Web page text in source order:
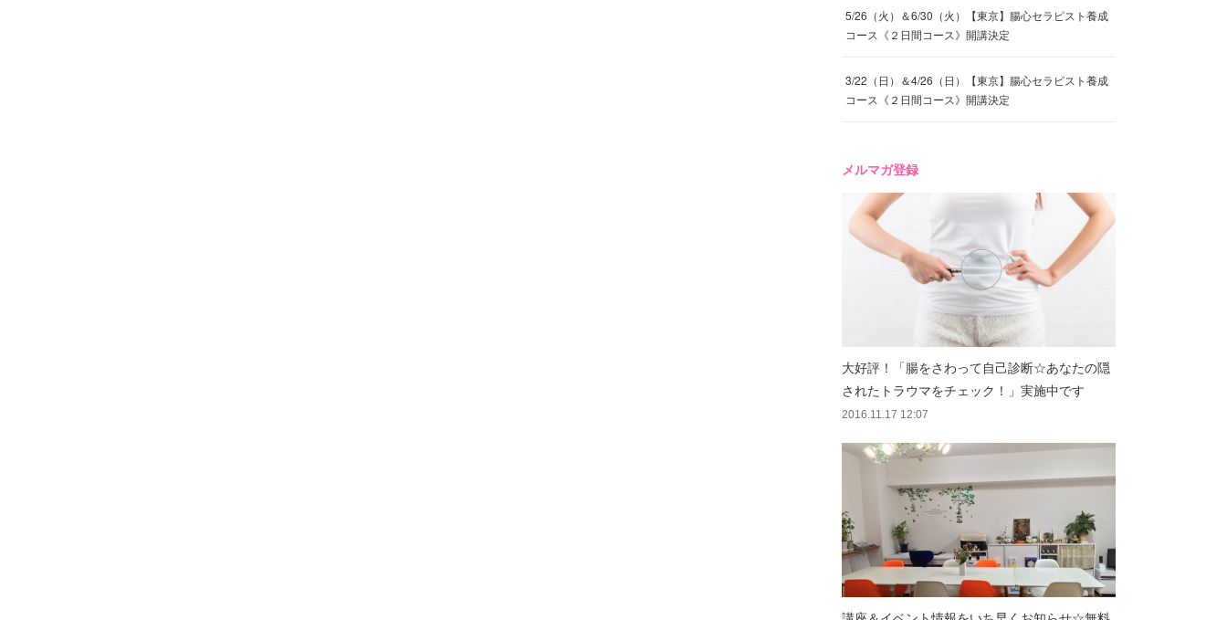
5/26（火）＆6/30（火）【東京】腸心セラピスト養成
コース《２日間コース》開講決定
3/22（日）＆4/26（日）【東京】腸心セラピスト養成
コース《２日間コース》開講決定
メルマガ登録
大好評！「腸をさわって自己診断☆あなたの隠
されたトラウマをチェック！」実施中です
2016.11.17 12:07